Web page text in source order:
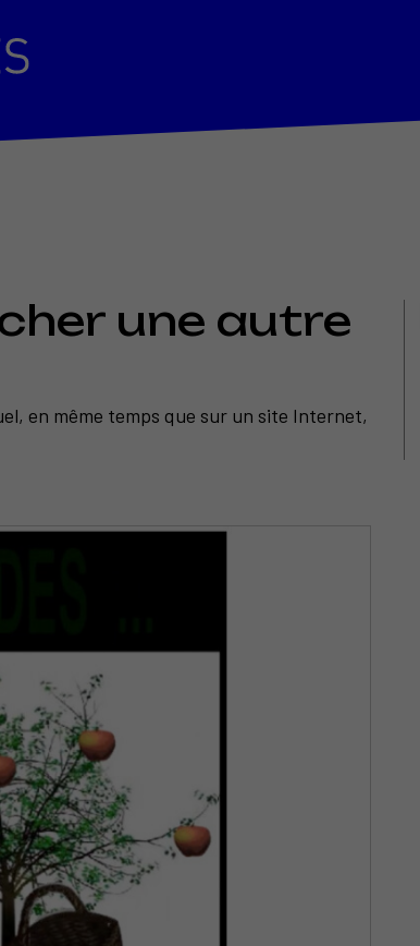
une autre
en même temps que sur un site Internet,